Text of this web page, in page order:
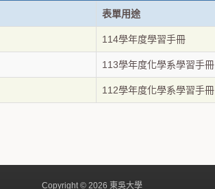
表單用途
114學年度學習手冊
113學年度化學系學習手冊
112學年度化學系學習手冊
Copyright © 2026 東吳大學